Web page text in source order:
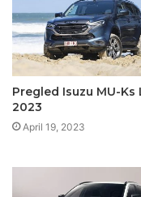
Pregled Isuzu MU-Ks
2023
April 19, 2023